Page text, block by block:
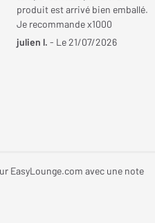
étendue de 37 Hz à
sensibilité de 92,5 dB et peut
combinaison de technologies
produit est arrivé bien emballé.
Je recommande x1000
julien l. - Le 21/07/2026
EasyLounge.com avec une note